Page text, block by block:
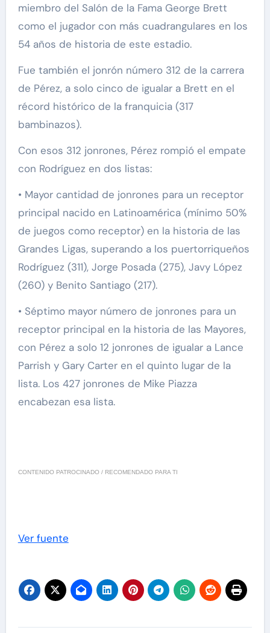
miembro del Salón de la Fama George Brett
como el jugador con más cuadrangulares en los
54 años de historia de este estadio.
Fue también el jonrón número 312 de la carrera
de Pérez, a solo cinco de igualar a Brett en el
récord histórico de la franquicia (317
bambinazos).
Con esos 312 jonrones, Pérez rompió el empate
con Rodríguez en dos listas:
• Mayor cantidad de jonrones para un receptor
principal nacido en Latinoamérica (mínimo 50%
de juegos como receptor) en la historia de las
Grandes Ligas, superando a los puertorriqueños
Rodríguez (311), Jorge Posada (275), Javy López
(260) y Benito Santiago (217).
• Séptimo mayor número de jonrones para un
receptor principal en la historia de las Mayores,
con Pérez a solo 12 jonrones de igualar a Lance
Parrish y Gary Carter en el quinto lugar de la
lista. Los 427 jonrones de Mike Piazza
encabezan esa lista.
CONTENIDO PATROCINADO / RECOMENDADO PARA TI
Ver fuente